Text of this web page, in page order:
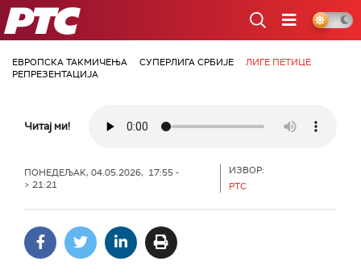
РТС
ЕВРОПСКА ТАКМИЧЕЊА СУПЕРЛИГА СРБИЈЕ
ЛИГЕ ПЕТИЦЕ
РЕПРЕЗЕНТАЦИЈА
Читај ми!
ПОНЕДЕЉАК, 04.05.2026, 17:55 -
> 21:21
ИЗВОР:
РТС